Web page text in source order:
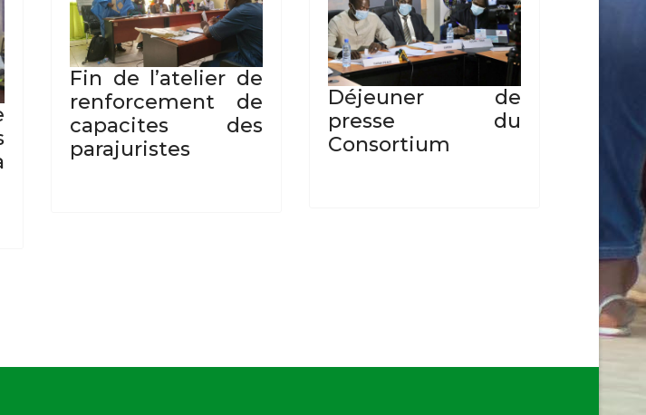
Fin de l’atelier de
renforcement de
capacites des
parajuristes
Déjeuner de
presse du
Consortium